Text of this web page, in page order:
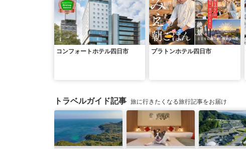
コンフォートホテル四日市 プラトンホテル四日市
トラベルガイド記事 旅に行きたくなる旅行記事をお届け